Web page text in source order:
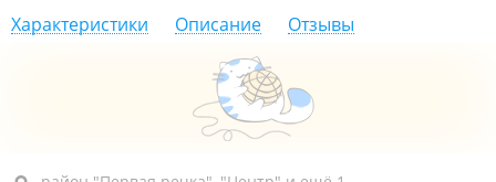
Характеристики Описание Отзывы